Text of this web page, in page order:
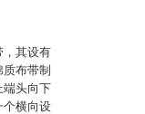
，其设有
布带制
端头向下
个横向设